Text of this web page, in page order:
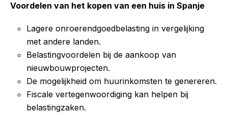
Voordelen van het kopen van een huis in Spanje
Lagere onroerendgoedbelasting in vergelijking
met andere landen.
Belastingvoordelen bij de aankoop van
nieuwbouwprojecten.
De mogelijkheid om huurinkomsten te genereren.
Fiscale vertegenwoordiging kan helpen bij
belastingzaken.